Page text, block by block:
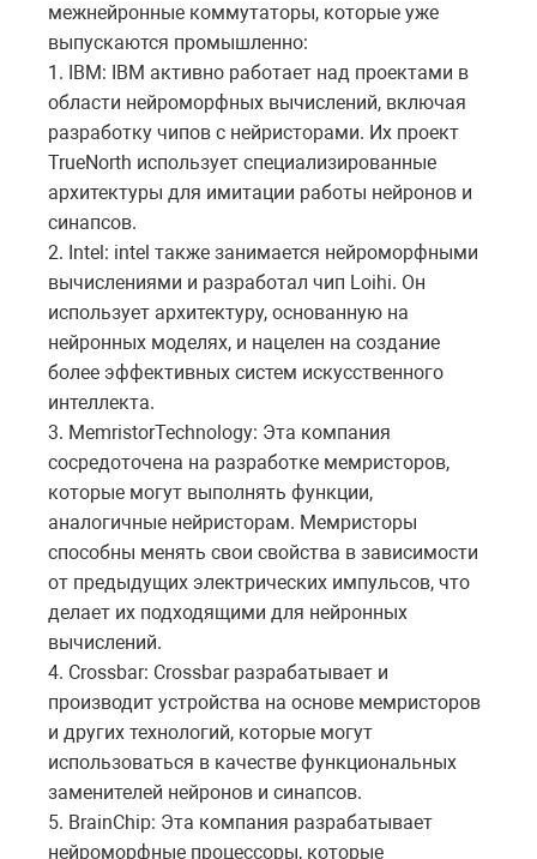
межнейронные коммутаторы, которые уже
выпускаются промышленно:
1. IBM: IBM активно работает над проектами в
области нейроморфных вычислений, включая
разработку чипов с нейристорами. Их проект
TrueNorth использует специализированные
архитектуры для имитации работы нейронов и
синапсов.
2. Intel : intel также занимается нейроморфными
вычислениями и разработал чип Loihi. Он
использует архитектуру, основанную на
нейронных моделях, и нацелен на создание
более эффективных систем искусственного
интеллекта.
3. MemristorTechnology: Эта компания
сосредоточена на разработке мемристоров,
которые могут выполнять функции,
аналогичные нейристорам. Мемристоры
способны менять свои свойства в зависимости
от предыдущих электрических импульсов, что
делает их подходящими для нейронных
вычислений.
4. Crossbar: Crossbarразрабатывает и
производит устройства на основе мемристоров
и других технологий, которые могут
использоваться в качестве функциональных
заменителей нейронов и синапсов.
5. BrainChip: Эта компания разрабатывает
нейроморфные процессоры, которые